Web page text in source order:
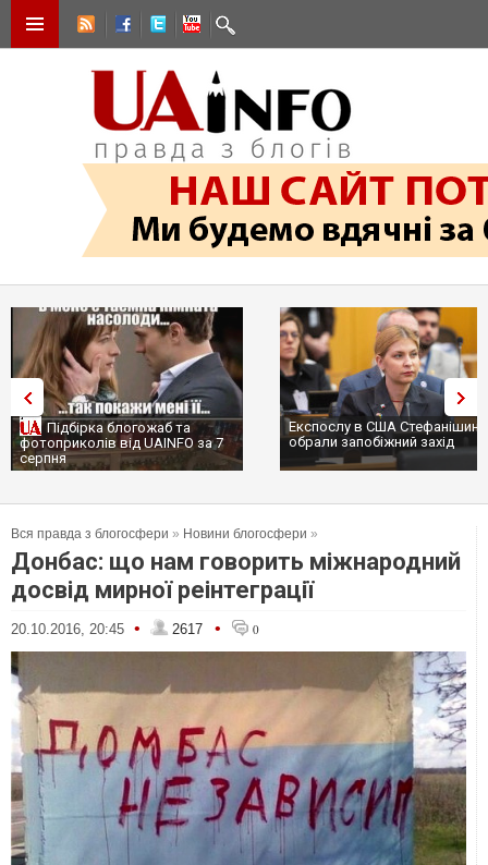
Підбірка блогожаб та
фотоприколів від UAINFO за 7
серпня
Експослу в США Стефанішиній
обрали запобіжний захід
Вся правда з блогосфери » Новини блогосфери »
Донбас: що нам говорить міжнародний
досвід мирної реінтеграції
20.10.2016, 20:45 • 2617 • 0